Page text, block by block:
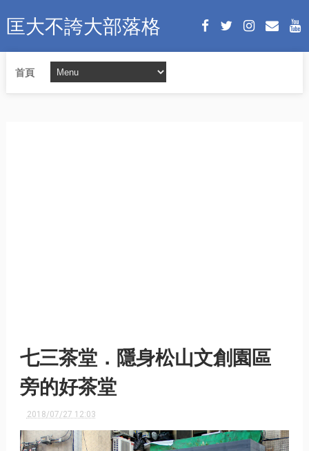
匡大不誇大部落格
首頁
七三茶堂．隱身松山文創園區
旁的好茶堂
2018/07/27 12:03